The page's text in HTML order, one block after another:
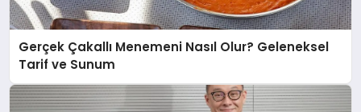
Gerçek Çakallı Menemeni Nasıl Olur? Geleneksel
Tarif ve Sunum